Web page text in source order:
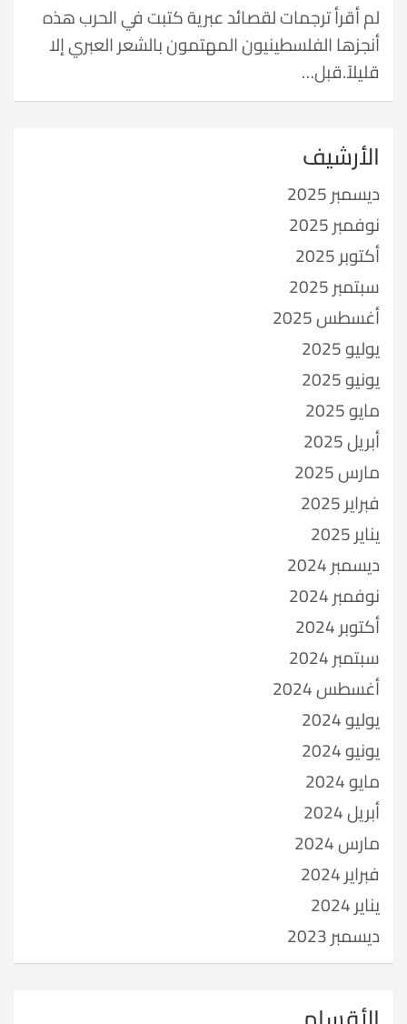
لم أقرأ ترجمات لقصائد عبرية كتبت في الحرب هذه
أنجزها الفلسطينيون المهتمون بالشعر العبري إلا
قليلاً.قبل…
الأرشيف
ديسمبر 2025
نوفمبر 2025
أكتوبر 2025
سبتمبر 2025
أغسطس 2025
يوليو 2025
يونيو 2025
مايو 2025
أبريل 2025
مارس 2025
فبراير 2025
يناير 2025
ديسمبر 2024
نوفمبر 2024
أكتوبر 2024
سبتمبر 2024
أغسطس 2024
يوليو 2024
يونيو 2024
مايو 2024
أبريل 2024
مارس 2024
فبراير 2024
يناير 2024
ديسمبر 2023